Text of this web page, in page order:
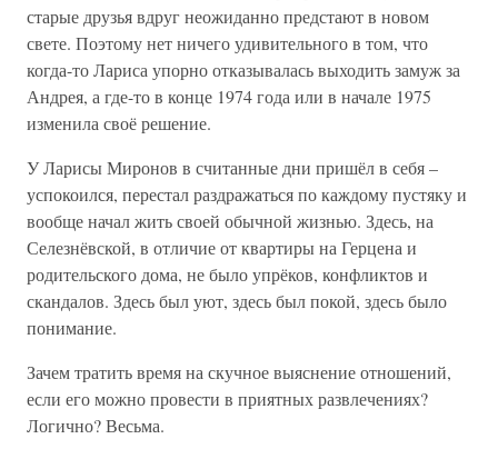
старые друзья вдруг неожиданно предстают в новом
свете. Поэтому нет ничего удивительного в том, что
когда-то Лариса упорно отказывалась выходить замуж за
Андрея, а где-то в конце 1974 года или в начале 1975
изменила своё решение.
У Ларисы Миронов в считанные дни пришёл в себя –
успокоился, перестал раздражаться по каждому пустяку и
вообще начал жить своей обычной жизнью. Здесь, на
Селезнёвской, в отличие от квартиры на Герцена и
родительского дома, не было упрёков, конфликтов и
скандалов. Здесь был уют, здесь был покой, здесь было
понимание.
Зачем тратить время на скучное выяснение отношений,
если его можно провести в приятных развлечениях?
Логично? Весьма.